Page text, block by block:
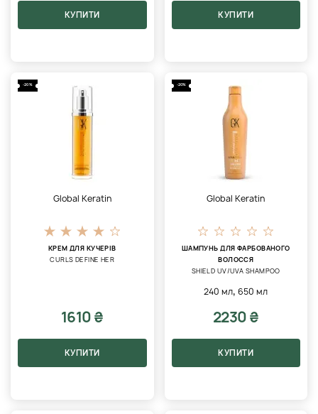
КУПИТИ КУПИТИ
-20%
Global Keratin
КРЕМ ДЛЯ КУЧЕРІВ
CURLS DEFINE HER
1610 ₴
КУПИТИ
-20%
Global Keratin
ШАМПУНЬ ДЛЯ ФАРБОВАНОГО
ВОЛОССЯ
SHIELD UV/UVA SHAMPOO
240 мл,650 мл
2230 ₴
КУПИТИ